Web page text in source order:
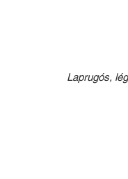
Laprugós,